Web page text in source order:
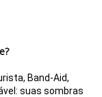
Band-Aid,
suas sombras